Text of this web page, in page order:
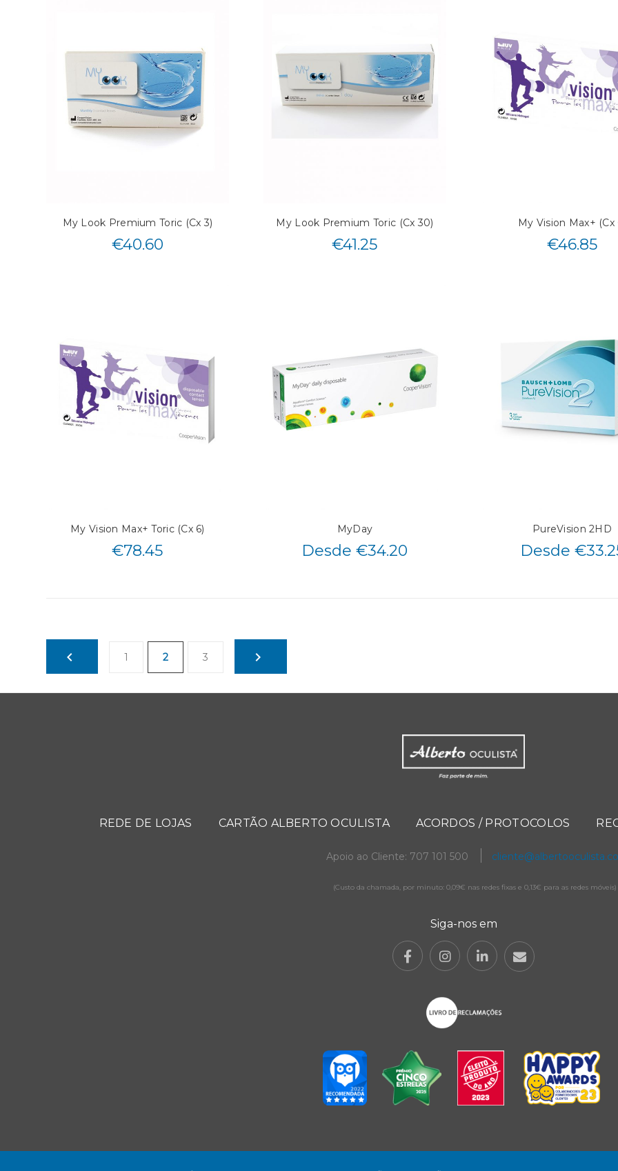
My Look Premium Toric (Cx 3)
€40.60
My Look Premium Toric (Cx 30)
€41.25
My Vision Max+ (Cx
€46.85
My Vision Max+ Toric (Cx 6)
€78.45
MyDay
Desde €34.20
PureVision 2HD
Desde
1 2 3
REDE DE LOJAS CARTÃO ALBERTO OCULISTA ACORDOS / PROTOCOLOS
Apoio ao Cliente: 707 101 500
(Custo da chamada, por minuto: 0,09€ nas redes fixas e 0,13€ para as redes móveis)
Siga-nos em